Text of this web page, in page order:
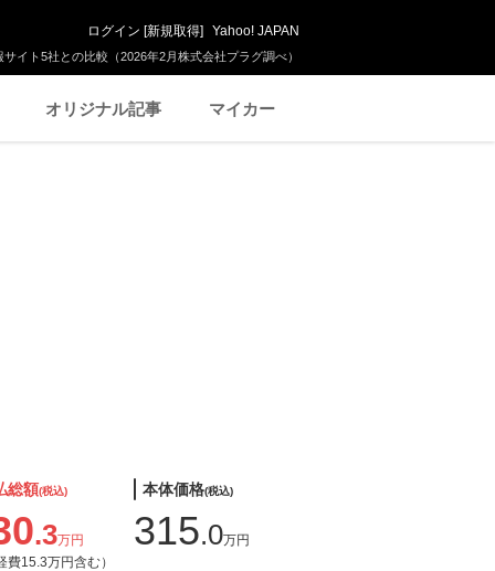
イト5社との比較（2026年2月株式会社プラグ調べ）
ログイン [新規取得] Yahoo! JAPAN
オリジナル記事 マイカー
総額(税込)
.3万円
費15.3万円含む）
本体価格(税込)
315.0万円